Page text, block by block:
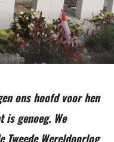
ons hoofd voor hen
is genoeg. We
Tweede Wereldoorlog